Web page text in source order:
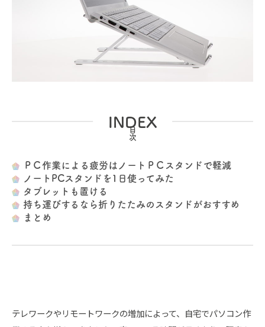
INDEX
ＰＣ作業による疲労はノートＰＣスタンドで軽減
ノートPCスタンドを1日使ってみた
タブレットも置ける
持ち運びするなら折りたたみのスタンドがおすすめ
まとめ
テレワークやリモートワークの増加によって、自宅でパソコン作